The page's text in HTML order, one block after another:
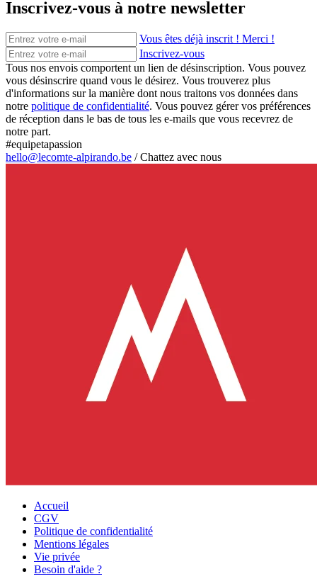
Inscrivez-vous à notre newsletter
Vous êtes déjà inscrit ! Merci !
Inscrivez-vous
Tous nos envois comportent un lien de désinscription. Vous pouvez
vous désinscrire quand vous le désirez. Vous trouverez plus
d'informations sur la manière dont nous traitons vos données dans
notre politique de confidentialité. Vous pouvez gérer vos préférences
de réception dans le bas de tous les e-mails que vous recevrez de
notre part.
#equipetapassion
hello@lecomte-alpirando.be /Chattez avec nous
Accueil
CGV
Politique de confidentialité
Mentions légales
Vie privée
Besoin d'aide ?